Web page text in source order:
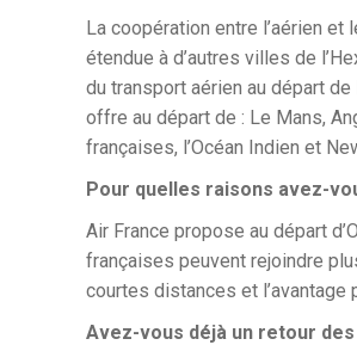
La coopération entre l’aérien
étendue à d’autres villes de
du transport aérien au départ
offre au départ de : Le Mans,
françaises, l’Océan Indien et
Pour quelles raisons avez-
Air France propose au départ
françaises peuvent rejoindre
courtes distances et
Avez-vous déjà un retour